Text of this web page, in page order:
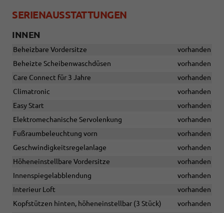
SERIENAUSSTATTUNGEN
INNEN
Beheizbare Vordersitze
vorhanden
Beheizte Scheibenwaschdüsen
vorhanden
Care Connect für 3 Jahre
vorhanden
Climatronic
vorhanden
Easy Start
vorhanden
Elektromechanische Servolenkung
vorhanden
Fußraumbeleuchtung vorn
vorhanden
Geschwindigkeitsregelanlage
vorhanden
Höheneinstellbare Vordersitze
vorhanden
Innenspiegelabblendung
vorhanden
Interieur Loft
vorhanden
Kopfstützen hinten, höheneinstellbar (3 Stück)
vorhanden